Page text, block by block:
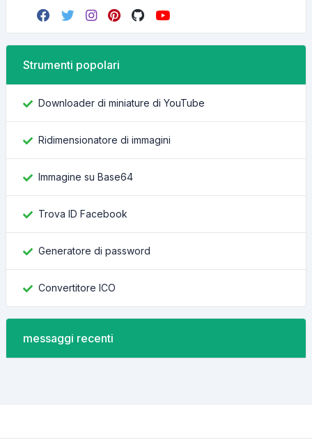
Strumenti popolari
Downloader di miniature di YouTube
Ridimensionatore di immagini
Immagine su Base64
Trova ID Facebook
Generatore di password
Convertitore ICO
messaggi recenti